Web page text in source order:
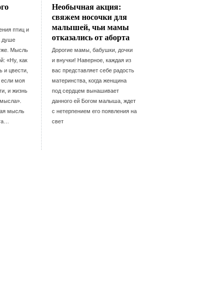
птиц и
душе
Мысль
«Ну, как
и цвести,
если моя
и жизнь
мысль
Необычная акция:
свяжем носочки для
малышей, чьи мамы
отказались от аборта
Дорогие мамы, бабушки, дочки
и внучки! Наверное, каждая из
вас представляет себе радость
материнства, когда женщина
под сердцем вынашивает
данного ей Богом малыша, ждет
с нетерпением его появления на
свет